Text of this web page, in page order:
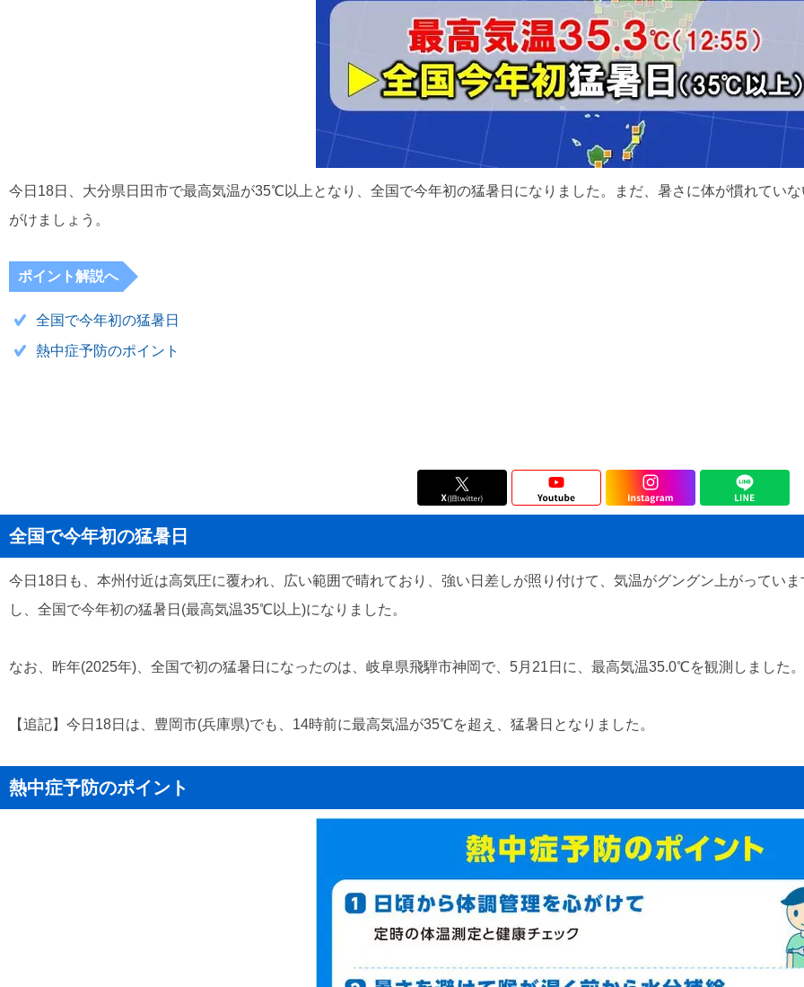
今日18日、大分県日田市で最高気温が35℃以上となり、全国で今年初の猛暑日になりました。まだ、暑さに体が慣れてい
がけましょう。
ポイント解説へ
全国で今年初の猛暑日
熱中症予防のポイント
全国で今年初の猛暑日
今日18日も、本州付近は高気圧に覆われ、広い範囲で晴れており、強い日差しが照り付けて、気温がグングン上がってい
し、全国で今年初の猛暑日(最高気温35℃以上)になりました。
なお、昨年(2025年)、全国で初の猛暑日になったのは、岐阜県飛騨市神岡で、5月21日に、最高気温35.0℃を観測しました。
【追記】今日18日は、豊岡市(兵庫県)でも、14時前に最高気温が35℃を超え、猛暑日となりました。
熱中症予防のポイント